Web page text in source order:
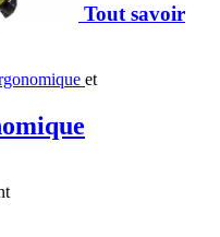
Tout savoir
et